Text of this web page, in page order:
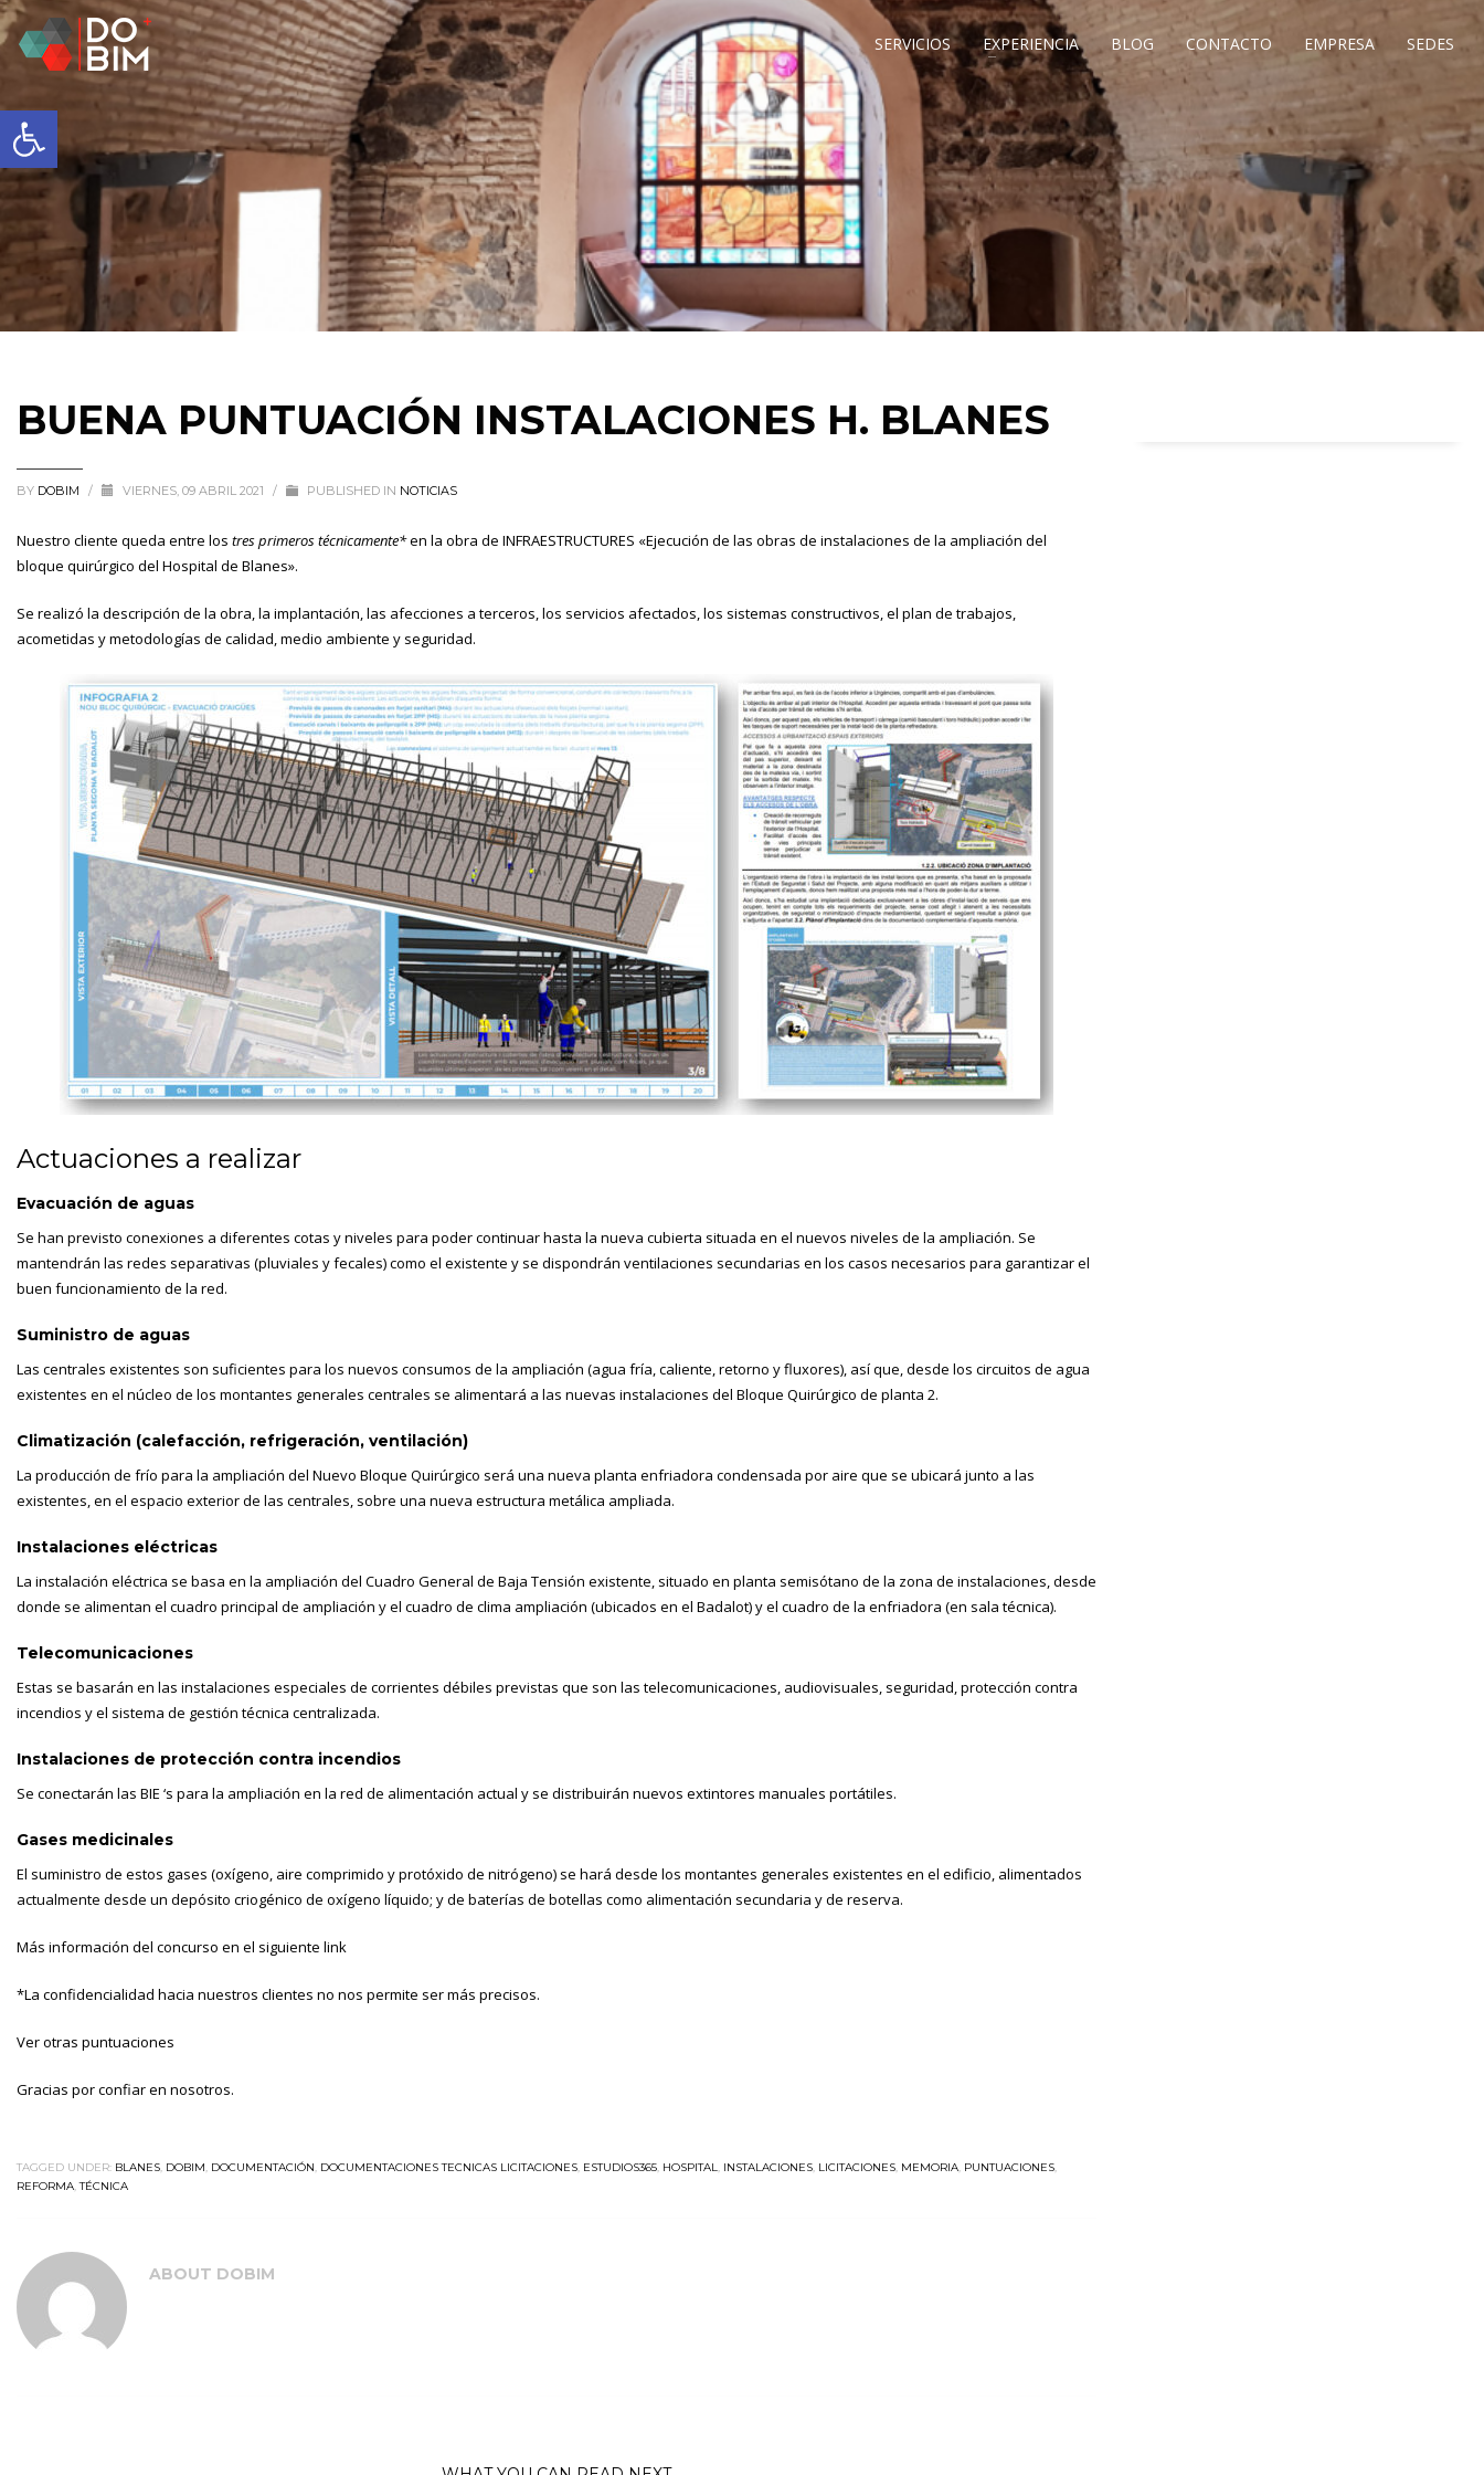
Abrir barra de herramientas
SERVICIOS EXPERIENCIA BLOG CONTACTO EMPRESA SEDES
BUENA PUNTUACIÓN INSTALACIONES H. BLANES
BY DOBIM / VIERNES, 09 ABRIL 2021 / PUBLISHED IN NOTICIAS
Nuestro cliente queda entre los tres primeros técnicamente*en la obra de INFRAESTRUCTURES «Ejecución de las obras de instalaciones de la ampliación del
bloque quirúrgico del Hospital de Blanes».
Se realizó la descripción de la obra, la implantación, las afecciones a terceros, los servicios afectados, los sistemas constructivos, el plan de trabajos,
acometidas y metodologías de calidad, medio ambiente y seguridad.
Actuaciones a realizar
Evacuación de aguas
Se han previsto conexiones a diferentes cotas y niveles para poder continuar hasta la nueva cubierta situada en el nuevos niveles de la ampliación. Se
mantendrán las redes separativas (pluviales y fecales) como el existente y se dispondrán ventilaciones secundarias en los casos necesarios para garantizar el
buen funcionamiento de la red.
Suministro de aguas
Las centrales existentes son suficientes para los nuevos consumos de la ampliación (agua fría, caliente, retorno y fluxores), así que, desde los circuitos de agua
existentes en el núcleo de los montantes generales centrales se alimentará a las nuevas instalaciones del Bloque Quirúrgico de planta 2.
Climatización (calefacción, refrigeración, ventilación)
La producción de frío para la ampliación del Nuevo Bloque Quirúrgico será una nueva planta enfriadora condensada por aire que se ubicará junto a las
existentes, en el espacio exterior de las centrales, sobre una nueva estructura metálica ampliada.
Instalaciones eléctricas
La instalación eléctrica se basa en la ampliación del Cuadro General de Baja Tensión existente, situado en planta semisótano de la zona de instalaciones, desde
donde se alimentan el cuadro principal de ampliación y el cuadro de clima ampliación (ubicados en el Badalot) y el cuadro de la enfriadora (en sala técnica).
Telecomunicaciones
Estas se basarán en las instalaciones especiales de corrientes débiles previstas que son las telecomunicaciones, audiovisuales, seguridad, protección contra
incendios y el sistema de gestión técnica centralizada.
Instalaciones de protección contra incendios
Se conectarán las BIE ‘s para la ampliación en la red de alimentación actual y se distribuirán nuevos extintores manuales portátiles.
Gases medicinales
El suministro de estos gases (oxígeno, aire comprimido y protóxido de nitrógeno) se hará desde los montantes generales existentes en el edificio, alimentados
actualmente desde un depósito criogénico de oxígeno líquido; y de baterías de botellas como alimentación secundaria y de reserva.
Más información del concurso en el siguiente link
*La confidencialidad hacia nuestros clientes no nos permite ser más precisos.
Ver otras puntuaciones
Gracias por confiar en nosotros.
TAGGED UNDER: BLANES, DOBIM, DOCUMENTACIÓN, DOCUMENTACIONES TECNICAS LICITACIONES, ESTUDIOS365, HOSPITAL, INSTALACIONES, LICITACIONES, MEMORIA, PUNTUACIONES,
REFORMA,TÉCNICA
ABOUT DOBIM